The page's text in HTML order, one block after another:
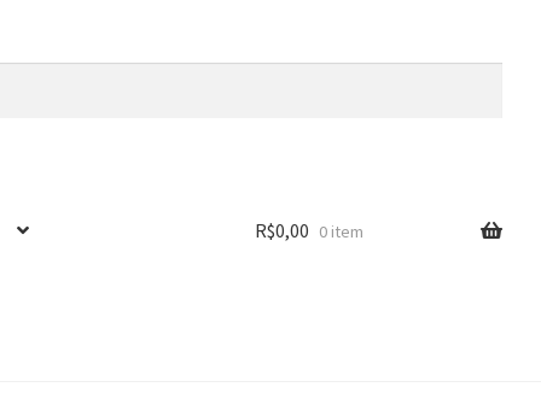
R$0,00 0 item